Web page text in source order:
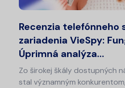
Recenzia telefónneho
zariadenia VieSpy:
Úprimná analýza...
Zo širokej škály dostupných
stal významným